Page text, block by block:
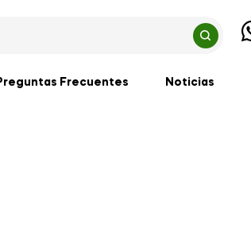
Frecuentes Noticias